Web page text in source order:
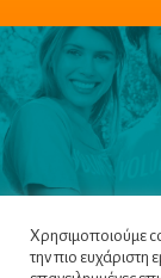
Χρησιμοποιούμε
την πιο ευχάριστη